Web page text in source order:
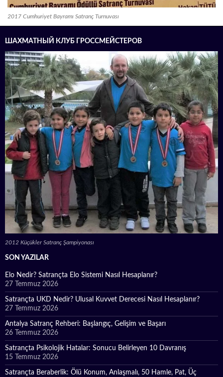
2017 Cumhuriyet Bayramı Satranç Turnuvası
ШАХМАТНЫЙ КЛУБ ГРОССМЕЙСТЕРОВ
2012 Küçükler Satranç Şampiyonası
SON YAZILAR
Elo Nedir? Satrançta Elo Sistemi Nasıl Hesaplanır?
27 Temmuz 2026
Satrançta UKD Nedir? Ulusal Kuvvet Derecesi Nasıl Hesaplanır?
27 Temmuz 2026
Antalya Satranç Rehberi: Başlangıç, Gelişim ve Başarı
26 Temmuz 2026
Satrançta Psikolojik Hatalar: Sonucu Belirleyen 10 Davranış
15 Temmuz 2026
Satrançta Beraberlik: Ölü Konum, Anlaşmalı, 50 Hamle, Pat, Üç